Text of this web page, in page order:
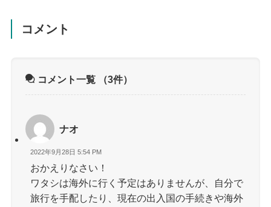
コメント
コメント一覧 （3件）
ナオ
2022年9月28日 5:54 PM
おかえりなさい！
ワタシは海外に行く予定はありませんが、自分で
旅行を手配したり、現在の出入国の手続きや海外